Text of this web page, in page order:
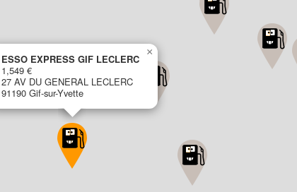
ESSO EXPRESS GIF LECLERC
1,549 €
27 AV DU GENERAL LECLERC
91190 Gif-sur-Yvette
×